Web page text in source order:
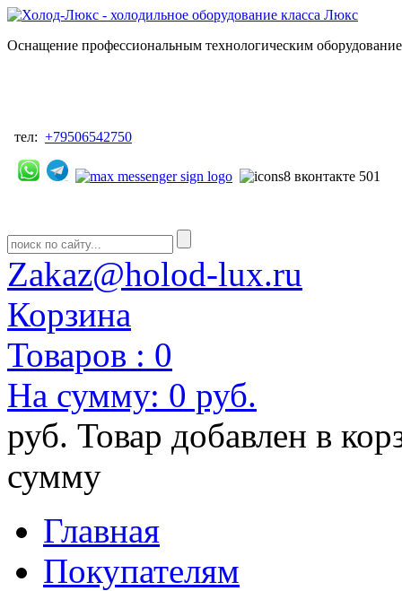
Оснащение профессиональным технологическим
тел: +79506542750
Zakaz@holod-lux.ru
Корзина
Товаров : 0
На сумму: 0 руб.
руб. Товар добавлен в
сумму
Главная
Покупателям